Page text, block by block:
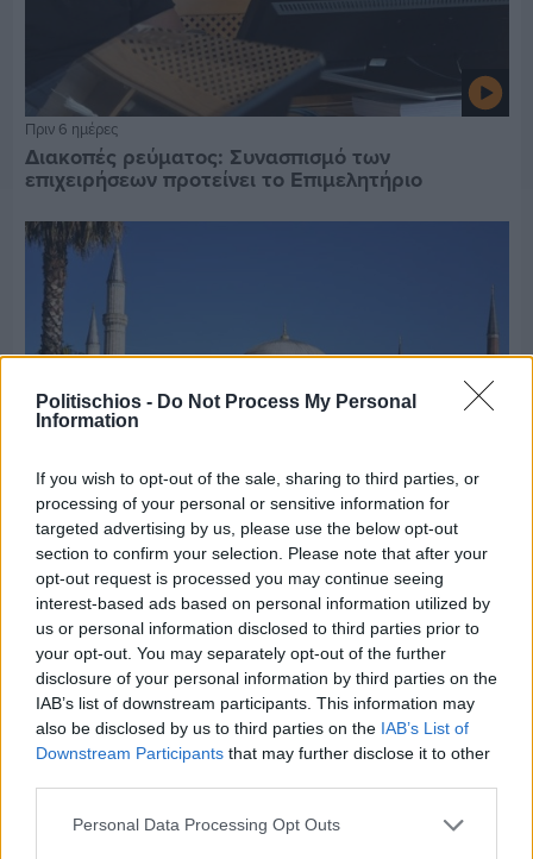
Politischios - Do Not Process My Personal
Information
If you wish to opt-out of the sale, sharing to third parties, or
processing of your personal or sensitive information for
targeted advertising by us, please use the below opt-out
section to confirm your selection. Please note that after your
opt-out request is processed you may continue seeing
interest-based ads based on personal information utilized by
us or personal information disclosed to third parties prior to
your opt-out. You may separately opt-out of the further
disclosure of your personal information by third parties on the
IAB’s list of downstream participants. This information may
also be disclosed by us to third parties on the IAB’s List of
Downstream Participants that may further disclose it to other
Personal Data Processing Opt Outs
Πριν 6 ημέρες
Διακοπές ρεύματος: Συνασπισμό των
επιχειρήσεων προτείνει το Επιμελητήριο
Πριν 6 ημέρες
5ημερη εκδρομή σε Προύσα - Κωνσταντινούπολη
με το Sunrise Tours